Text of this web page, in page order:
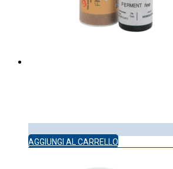
AGGIUNGI AL CARRELLO